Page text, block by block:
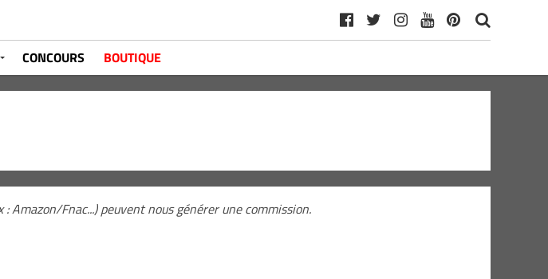
CONCOURS BOUTIQUE
Amazon/Fnac...) peuvent nous générer une commission.